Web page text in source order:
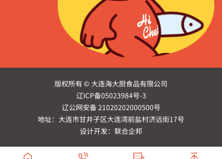
版权所有 © 大连海大厨食品有限公司
辽ICP备05023984号-3
辽公网安备 21020202000500号
地址：大连市甘井子区大连湾前盐村济远街17号
设计开发：联合企邦